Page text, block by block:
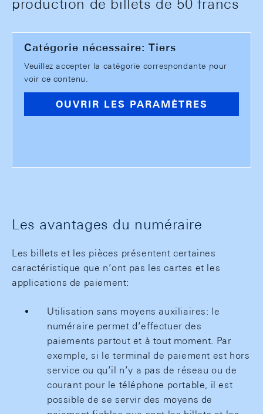
production de billets de 50 francs
Catégorie nécessaire: Tiers
Veuillez accepter la catégorie correspondante pour
voir ce contenu.
OUVRIR LES PARAMÈTRES
Les avantages du numéraire
Les billets et les pièces présentent certaines
caractéristique que n’ont pas les cartes et les
applications de paiement:
Utilisation sans moyens auxiliaires: le
numéraire permet d’effectuer des
paiements partout et à tout moment. Par
exemple, si le terminal de paiement est hors
service ou qu’il n’y a pas de réseau ou de
courant pour le téléphone portable, il est
possible de se servir des moyens de